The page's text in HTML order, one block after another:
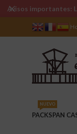
PACKS
NUEVO
PAN
Avisos importantes: